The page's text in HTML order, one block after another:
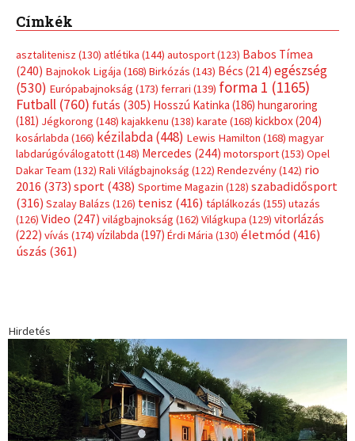
Címkék
asztalitenisz (130) atlétika (144) autosport(123) Babos Tímea
(240) Bajnokok Ligája (168) Birkózás (143) Bécs (214) egészség
(530) Európabajnokság (173) ferrari (139) forma 1 (1165)
Futball (760) futás (305) Hosszú Katinka (186) hungaroring
(181) Jégkorong (148) kajakkenu (138) karate (168) kickbox(204)
kosárlabda (166) kézilabda(448) Lewis Hamilton (168) magyar
labdarúgóválogatott(148) Mercedes (244) motorsport(153) Opel
Dakar Team (132) Rali Világbajnokság (122) Rendezvény(142) rio
2016 (373) sport(438) Sportime Magazin (128) szabadidősport
(316) Szalay Balázs (126) tenisz (416) táplálkozás (155) utazás
(126) Video (247) világbajnokság (162) Világkupa (129) vitorlázás
(222) vívás (174) vízilabda (197) Érdi Mária (130) életmód(416)
úszás (361)
Hirdetés